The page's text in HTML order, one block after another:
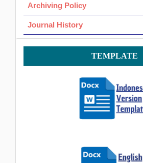
Archiving Policy
Journal History
Template TEMPLATE